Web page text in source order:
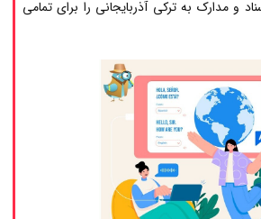
و مدارک به ترکی آذربایجانی را برای تمامی